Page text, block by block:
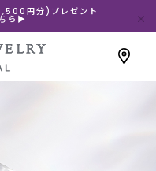
円分)プレゼント
ら▶